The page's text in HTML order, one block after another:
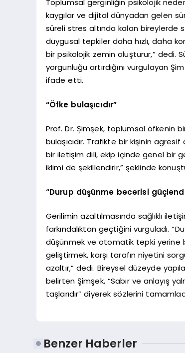
Toplumsal gerginliğin psikolojik
kaygılar ve dijital dünyadan gelen
süreli stres altında kalan bireylerde
duygusal tepkiler daha hızlı, daha
bir psikolojik zemin oluşturur,” dedi.
yorgunluğu artırdığını vurgulayan
ifade etti.
“Öfke bulaşıcıdır”
Prof. Dr. Şimşek, toplumsal öfkenin
bulaşıcıdır. Trafikte bir kişinin
bir iletişim dili, ekip içinde genel bir
iklimi de şekillendirir,” şeklinde
“Durup düşünme becerisi
Gerilimin azaltılmasında sağlıklı
farkındalıktan geçtiğini vurguladı.
düşünmek ve otomatik tepki yerine
geliştirmek, karşı tarafın niyetini
azaltır,” dedi. Bireysel düzeyde
belirten Şimşek, “Sabır ve anlayış
taşlarıdır” diyerek sözlerini
Benzer Haberler